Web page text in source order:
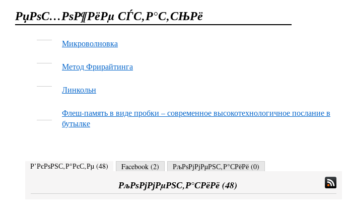
РџРѕС…РѕР¶РёРµ СЃС‚Р°С‚СЊРё
Микроволновка
Метод Фрирайтинга
Линкольн
Флеш-память в виде пробки – современное высокотехнологичное послание в
бутылке
Р’РєРѕРЅС‚Р°РєС‚Рµ (48) Facebook (2) РљРѕРјРјРµРЅС‚Р°СРёРё (0)
РљРѕРјРјРµРЅС‚Р°СРёРё (48)